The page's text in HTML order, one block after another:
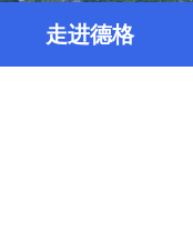
走进德格